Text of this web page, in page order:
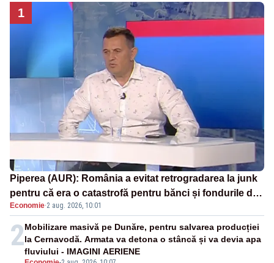
1
Piperea (AUR): România a evitat retrogradarea la junk
pentru că era o catastrofă pentru bănci și fondurile de
pensii
Economie·2 aug. 2026, 10:01
2Mobilizare masivă pe Dunăre, pentru salvarea producției
la Cernavodă. Armata va detona o stâncă și va devia apa
fluviului - IMAGINI AERIENE